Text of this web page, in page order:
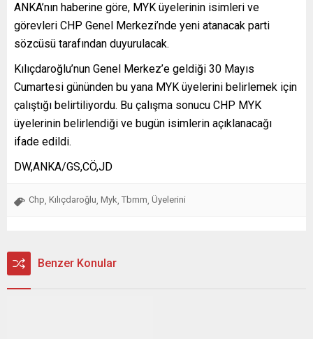
ANKA’nın haberine göre, MYK üyelerinin isimleri ve
görevleri CHP Genel Merkezi’nde yeni atanacak parti
sözcüsü tarafından duyurulacak.
Kılıçdaroğlu’nun Genel Merkez’e geldiği 30 Mayıs
Cumartesi gününden bu yana MYK üyelerini belirlemek için
çalıştığı belirtiliyordu. Bu çalışma sonucu CHP MYK
üyelerinin belirlendiği ve bugün isimlerin açıklanacağı
ifade edildi.
DW,ANKA/GS,CÖ,JD
Chp, Kılıçdaroğlu, Myk, Tbmm, Üyelerini
Benzer Konular